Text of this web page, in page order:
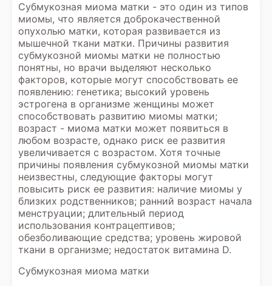
Субмукозная миома матки - это один из типов
миомы, что является доброкачественной
опухолью матки, которая развивается из
мышечной ткани матки. Причины развития
субмукозной миомы матки не полностью
понятны, но врачи выделяют несколько
факторов, которые могут способствовать ее
появлению: генетика; высокий уровень
эстрогена в организме женщины может
способствовать развитию миомы матки;
возраст - миома матки может появиться в
любом возрасте, однако риск ее развития
увеличивается с возрастом. Хотя точные
причины появления субмукозной миомы матки
неизвестны, следующие факторы могут
повысить риск ее развития: наличие миомы у
близких родственников; ранний возраст начала
менструации; длительный период
использования контрацептивов;
обезболивающие средства; уровень жировой
ткани в организме; недостаток витамина D.
Субмукозная миома матки